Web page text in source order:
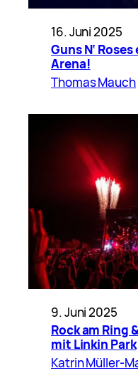
16. Juni 2025
Guns N‘
Arena!
Thomas Mauch
9. Juni 2025
Rock am Ring
mit Linkin Park
Katrin Müller-